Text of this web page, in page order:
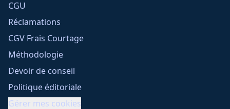
CGU
Réclamations
CGV Frais Courtage
Méthodologie
Devoir de conseil
Politique éditoriale
Gérer mes cookies